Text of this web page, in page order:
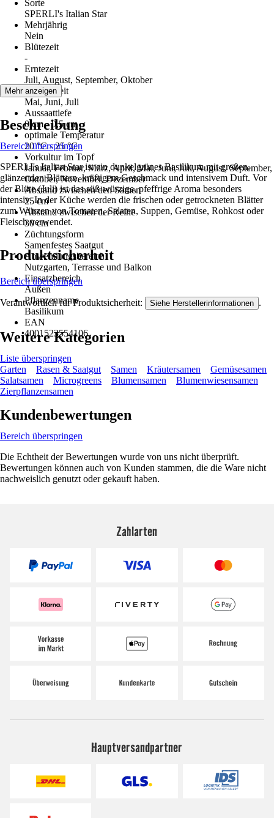
Sorte
SPERLI's Italian Star
Mehrjährig
Nein
Blütezeit
-
Erntezeit
Juli, August, September, Oktober
Aussaatzeit
Mai, Juni, Juli
Aussaattiefe
0 cm - 0,5 cm
optimale Temperatur
20 °C - 25 °C
Vorkultur im Topf
Januar, Februar, März, April, Mai, Juni, Juli, August, September,
Oktober, November, Dezember
Abstand zwischen den Samen
25 cm
Abstand zwischen der Reihe
30 cm
Züchtungsform
Samenfestes Saatgut
Anwendungsbereich
Nutzgarten, Terrasse und Balkon
Einsatzbereich
Außen
Pflanzenname
Basilikum
EAN
4001523554106
Mehr anzeigen
Beschreibung
Bereich überspringen
SPERLI's Italian Star ist ein dunkelgrünes Basilikum mit großen,
glänzenden Blättern, kräftigem Geschmack und intensivem Duft. Vor
der Blüte (Juli) ist das süß-würzige, pfeffrige Aroma besonders
intensiv. In der Küche werden die frischen oder getrockneten Blätter
zum Würzen von Tomaten, Salaten, Suppen, Gemüse, Rohkost oder
Fleisch verwendet.
Produktsicherheit
Bereich überspringen
Verantwortlich für Produktsicherheit: Siehe Herstellerinformationen .
Weitere Kategorien
Liste überspringen
Garten
Rasen & Saatgut Samen Kräutersamen
Gemüsesamen
Salatsamen
Microgreens Blumensamen
Blumenwiesensamen
Zierpflanzensamen
Kundenbewertungen
Bereich überspringen
Die Echtheit der Bewertungen wurde von uns nicht überprüft.
Bewertungen können auch von Kunden stammen, die die Ware nicht
nachweislich genutzt oder gekauft haben.
Zahlarten
Hauptversandpartner